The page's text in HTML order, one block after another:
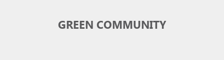
GREEN COMMUNITY